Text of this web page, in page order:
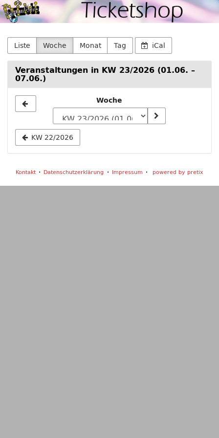
Zum
Haupt-
springen
Schromlachia
e.
V.Liste Woche Monat Tag iCal
Veranstaltungen in KW 23/2026 (01.06. –
07.06.)
zur
Anzeige
auswählen
Woche
KW 22/2026
Kontakt Datenschutzerklärung Impressum powered by pretix